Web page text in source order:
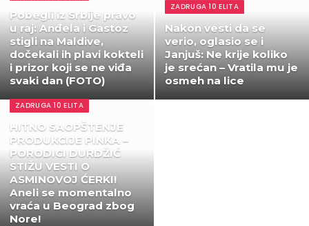
Pobegli iz Srbije pravo
u raj: Anđela i Gastoz
stigli na Maldive,
dočekali ih plavi kokteli
i prizor koji se ne viđa
svaki dan (FOTO)
ZADRUGA 10 ELITA
Nakon vesti da se
verio, oglasio se i
Janjuš: Ne krije koliko
je srećan – Vratila mu je
osmeh na lice
ZADRUGA 10 ELITA
HITNO SAOPŠTENJE
PRODUKCIJE PINKA –
PORODICI DURDŽIĆ
STIŽU VESTI O
ASMINOVOJ ĆERKI!
Aneli se momentalno
vraća u Beograd zbog
Nore!